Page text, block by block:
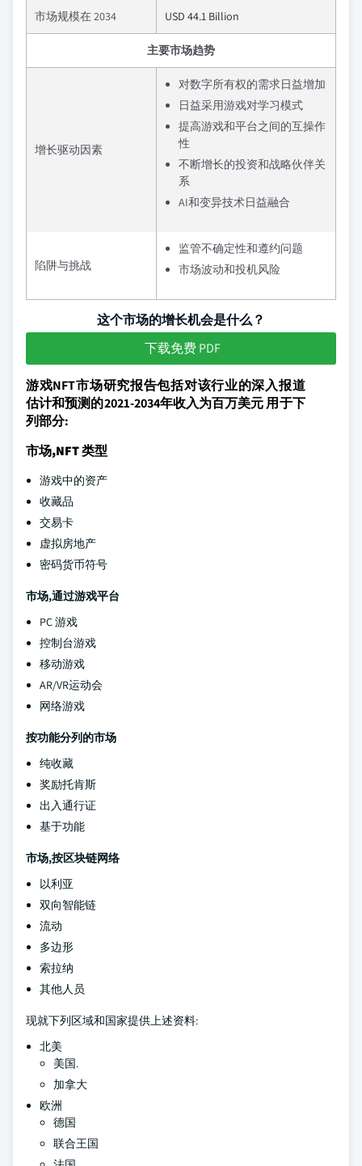
市场规模在 2034 USD 44.1 Billion
主要市场趋势
增长驱动因素
对数字所有权的需求日益增加
日益采用游戏对学习模式
提高游戏和平台之间的互操作
性
不断增长的投资和战略伙伴关
系
AI和变异技术日益融合
陷阱与挑战
监管不确定性和遵约问题
市场波动和投机风险
这个市场的增长机会是什么？
下载免费 PDF
游戏NFT市场研究报告包括对该行业的深入报道
估计和预测的2021-2034年收入为百万美元 用于下
列部分:
市场,NFT 类型
游戏中的资产
收藏品
交易卡
虚拟房地产
密码货币符号
市场,通过游戏平台
PC 游戏
控制台游戏
移动游戏
AR/VR运动会
网络游戏
按功能分列的市场
纯收藏
奖励托肯斯
出入通行证
基于功能
市场,按区块链网络
以利亚
双向智能链
流动
多边形
索拉纳
其他人员
现就下列区域和国家提供上述资料:
北美
美国.
加拿大
欧洲
德国
联合王国